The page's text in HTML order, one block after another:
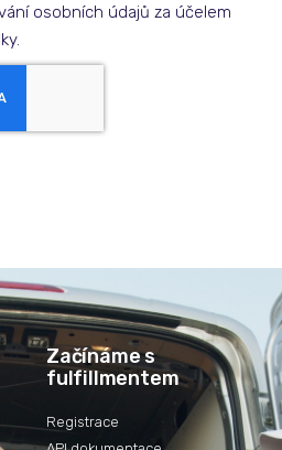
osobních údajů za účelem
Začínáme s
fulfillmentem
Registrace